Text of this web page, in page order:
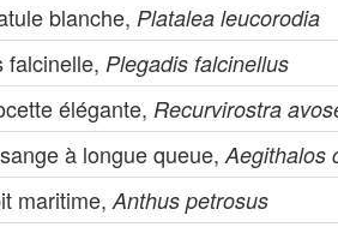
blanche, Platalea leucorodia
falcinelle, Plegadis falcinellus
élégante, Recurvirostra
à longue queue,Aegithalos
maritime,Anthus petrosus